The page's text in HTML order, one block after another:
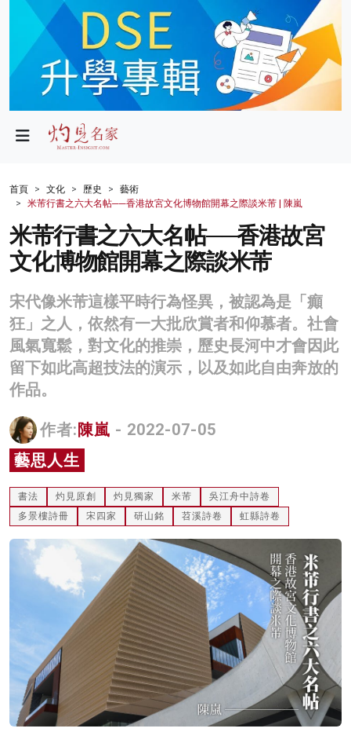
政局
財經
生活
健康
商業
科技
影片
名家榜
關於我們
首頁 文化 歷史
藝術
米芾行書之六大名帖──香港故宮文化博物館開幕之際談米芾 | 陳嵐
米芾行書之六大名帖──香港故宮
文化博物館開幕之際談米芾
宋代像米芾這樣平時行為怪異，被認為是「癲
狂」之人，依然有一大批欣賞者和仰慕者。社會
風氣寬鬆，對文化的推崇，歷史長河中才會因此
留下如此高超技法的演示，以及如此自由奔放的
作品。
作者: 陳嵐 - 2022-07-05
藝思人生
書法 灼見原創 灼見獨家 米芾
吳江舟中詩卷
多景樓詩冊
宋四家 研山銘 苕溪詩卷 虹縣詩卷